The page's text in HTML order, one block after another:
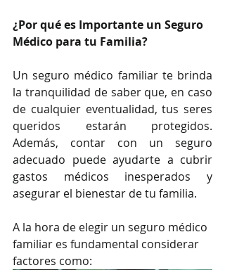
¿Por qué es Importante un Seguro
Médico para tu Familia?
Un seguro médico familiar te brinda
la tranquilidad de saber que, en caso
de cualquier eventualidad, tus seres
queridos estarán protegidos.
Además, contar con un seguro
adecuado puede ayudarte a cubrir
gastos médicos inesperados y
asegurar el bienestar de tu familia.
A la hora de elegir un seguro médico
familiar es fundamental considerar
factores como: